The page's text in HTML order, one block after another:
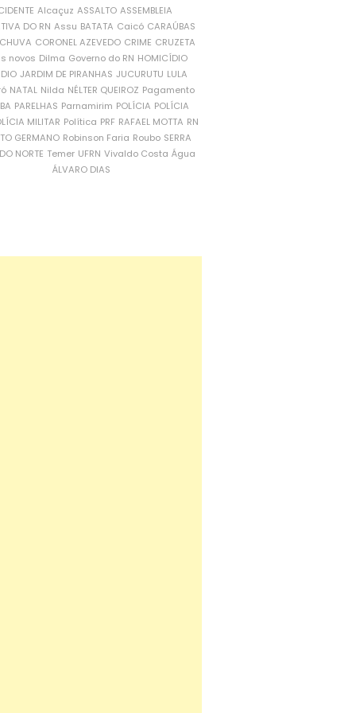
Alcaçuz ASSALTO ASSEMBLEIA
DO RN Assu BATATA Caicó CARAÚBAS
CORONEL AZEVEDO CRIME CRUZETA
novos Dilma Governo do RN HOMICÍDIO
JARDIM DE PIRANHAS JUCURUTU LULA
NATAL Nilda NÉLTER QUEIROZ Pagamento
PARELHAS Parnamirim POLÍCIA POLÍCIA
MILITAR Política PRF RAFAEL MOTTA RN
GERMANO Robinson Faria Roubo SERRA
NORTE Temer UFRN Vivaldo Costa Água
ÁLVARO DIAS